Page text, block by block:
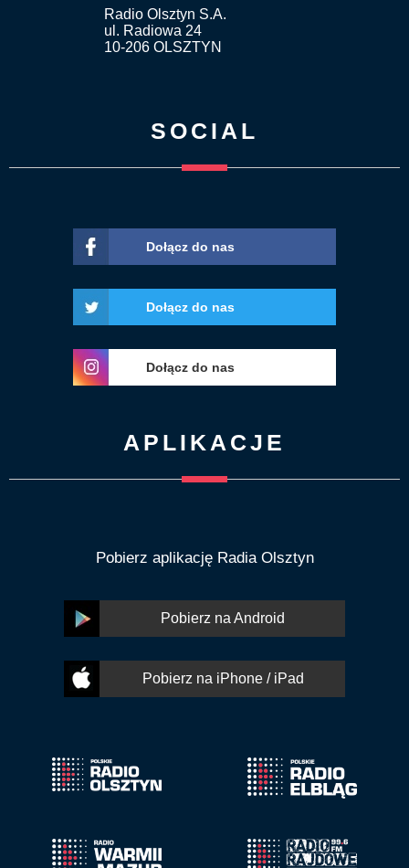
Radio Olsztyn S.A.
ul. Radiowa 24
10-206 OLSZTYN
SOCIAL
Dołącz do nas
Dołącz do nas
Dołącz do nas
APLIKACJE
Pobierz aplikację Radia Olsztyn
Pobierz na Android
Pobierz na iPhone / iPad